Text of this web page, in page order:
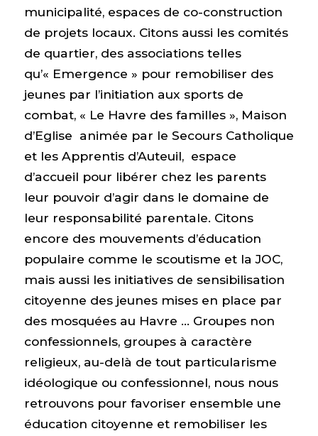
municipalité, espaces de co-construction
de projets locaux. Citons aussi les comités
de quartier, des associations telles
qu’« Emergence » pour remobiliser des
jeunes par l’initiation aux sports de
combat, « Le Havre des familles », Maison
d’Eglise animée par le Secours Catholique
et les Apprentis d’Auteuil, espace
d’accueil pour libérer chez les parents
leur pouvoir d’agir dans le domaine de
leur responsabilité parentale. Citons
encore des mouvements d’éducation
populaire comme le scoutisme et la JOC,
mais aussi les initiatives de sensibilisation
citoyenne des jeunes mises en place par
des mosquées au Havre … Groupes non
confessionnels, groupes à caractère
religieux, au-delà de tout particularisme
idéologique ou confessionnel, nous nous
retrouvons pour favoriser ensemble une
éducation citoyenne et remobiliser les